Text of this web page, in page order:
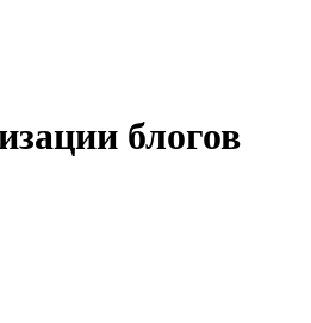
блогов